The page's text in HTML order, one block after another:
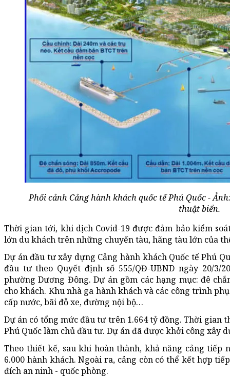
Phối cảnh Cảng hành khách quốc tế Phú Quốc -
thuật biển.
Thời gian tới, khi dịch Covid-19 được đảm bảo kiểm
lớn du khách trên những chuyến tàu, hãng tàu lớn của
Dự án đầu tư xây dựng Cảng hành khách Quốc tế Phú
đầu tư theo Quyết định số 555/QĐ-UBND ngày 20/3/
phường Dương Đông. Dự án gồm các hạng mục: đê
cho khách. Khu nhà ga hành khách và các công trình
cấp nước, bãi đỗ xe, đường nội bộ…
Dự án có tổng mức đầu tư trên 1.664 tỷ đồng. Thời gian
Phú Quốc làm chủ đầu tư. Dự án đã được khởi công xây
Theo thiết kế, sau khi hoàn thành, khả năng cảng tiếp
6.000 hành khách. Ngoài ra, cảng còn có thể kết hợp
đích an ninh - quốc phòng.